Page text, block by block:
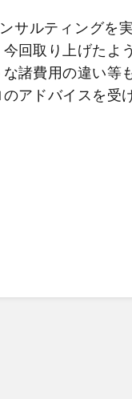
サルティングを
回取り上げたよ
諸費用の違い等
アドバイスを受